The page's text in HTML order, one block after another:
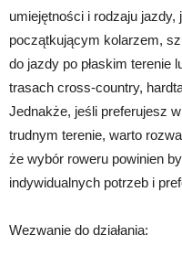
umiejętności i rodzaju
początkującym kolarzem,
do jazdy po płaskim terenie
trasach cross-country,
Jednakże, jeśli preferujesz
trudnym terenie, warto
że wybór roweru powinien
indywidualnych potrzeb i
Wezwanie do działania: